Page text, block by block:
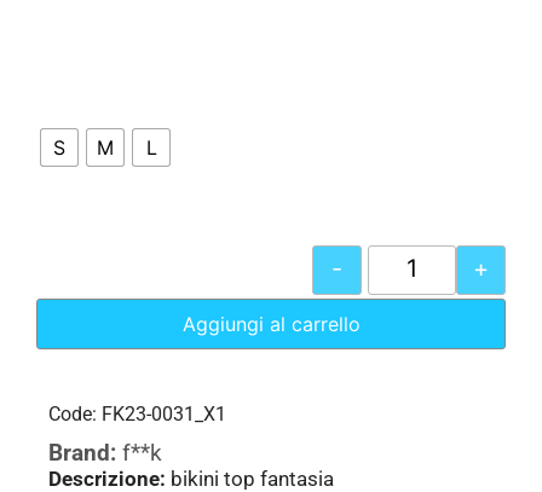
S M L
- +
Aggiungi al carrello
Code: FK23-0031_X1
Brand: f**k
Descrizione: bikini top fantasia